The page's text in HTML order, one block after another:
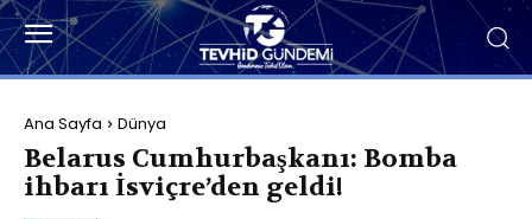
Ana Sayfa Dünya
Belarus Cumhurbaşkanı: Bomba
ihbarı İsviçre’den geldi!